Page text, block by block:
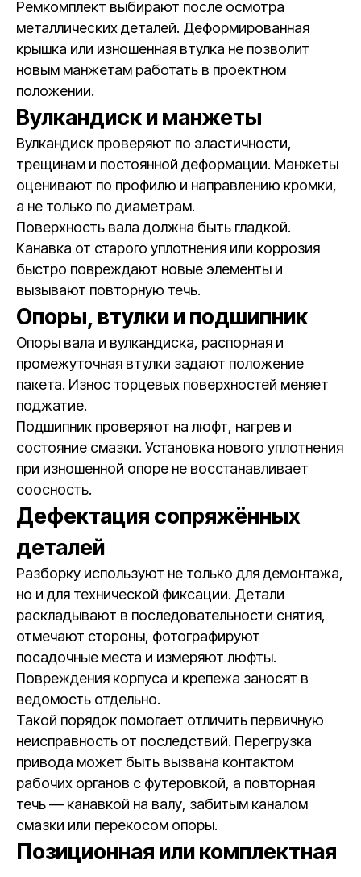
Ремкомплект выбирают после осмотра
металлических деталей. Деформированная
крышка или изношенная втулка не позволит
новым манжетам работать в проектном
положении.
Вулкандиск и манжеты
Вулкандиск проверяют по эластичности,
трещинам и постоянной деформации. Манжеты
оценивают по профилю и направлению кромки,
а не только по диаметрам.
Поверхность вала должна быть гладкой.
Канавка от старого уплотнения или коррозия
быстро повреждают новые элементы и
вызывают повторную течь.
Опоры, втулки и подшипник
Опоры вала и вулкандиска, распорная и
промежуточная втулки задают положение
пакета. Износ торцевых поверхностей меняет
поджатие.
Подшипник проверяют на люфт, нагрев и
состояние смазки. Установка нового уплотнения
при изношенной опоре не восстанавливает
соосность.
Дефектация сопряжённых
деталей
Разборку используют не только для демонтажа,
но и для технической фиксации. Детали
раскладывают в последовательности снятия,
отмечают стороны, фотографируют
посадочные места и измеряют люфты.
Повреждения корпуса и крепежа заносят в
ведомость отдельно.
Такой порядок помогает отличить первичную
неисправность от последствий. Перегрузка
привода может быть вызвана контактом
рабочих органов с футеровкой, а повторная
течь — канавкой на валу, забитым каналом
смазки или перекосом опоры.
Позиционная или комплектная